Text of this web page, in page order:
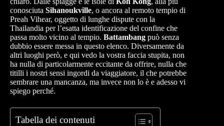
conosciuta Sihanoukville, o ancora al remoto tempio di
Preah Vihear, oggetto di lunghe dispute con la
Thailandia per l’esatta identificazione del confine che
passa molto vicino al tempio. Battambang può senza
dubbio essere messa in questo elenco. Diversamente da
altri luoghi però, e qui vedo la vostra faccia stupita, non
ha nulla di particolarmente eccitante da offrire, nulla che
titilli i nostri sensi ingordi da viaggiatore, il che potrebbe
sembrare una mancanza, ma invece non lo è e adesso vi
spiego perché.
Tabella dei contenuti